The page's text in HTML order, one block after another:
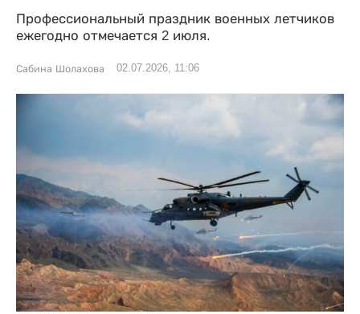
Профессиональный праздник военных летчиков
ежегодно отмечается 2 июля.
Сабина Шолахова 02.07.2026, 11:06